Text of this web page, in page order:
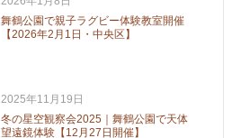
舞鶴公園で親子ラグビー体験教室開催
【2026年2月1日・中央区】
2025年11月19日
冬の星空観察会2025｜舞鶴公園で天体
望遠鏡体験【12月27日開催】